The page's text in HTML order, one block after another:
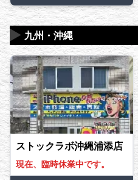
九州・沖縄
▶
ストックラボ沖縄浦添店
現在、臨時休業中です。